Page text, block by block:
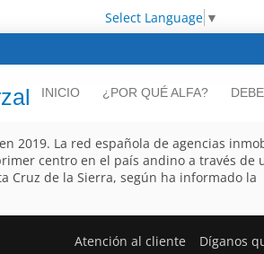
Select Language ▼
INICIO ¿POR QUÉ ALFA?
2019. La red española de agencias
centro en el país andino a través de
Cruz de la Sierra, según ha informado la
Atención al cliente Díganos